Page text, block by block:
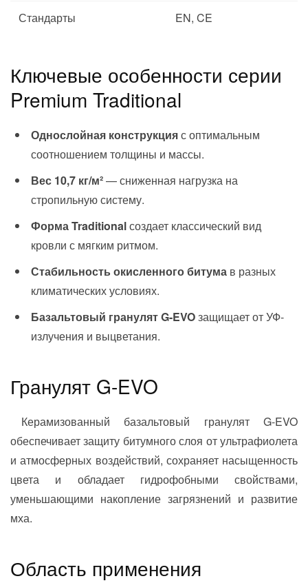
Стандарты EN, CE
Ключевые особенности серии
Premium Traditional
Однослойная конструкцияс оптимальным
соотношением толщины и массы.
Вес 10,7 кг/м²— сниженная нагрузка на
стропильную систему.
Форма Traditionalсоздает классический вид
кровли с мягким ритмом.
Стабильность окисленного битума в разных
климатических условиях.
Базальтовый гранулят G-EVOзащищает от УФ-
излучения и выцветания.
Гранулят G-EVO
Керамизованный базальтовый гранулят G-EVO
обеспечивает защиту битумного слоя от ультрафиолета
и атмосферных воздействий, сохраняет насыщенность
цвета и обладает гидрофобными свойствами,
уменьшающими накопление загрязнений и развитие
мха.
Область применения